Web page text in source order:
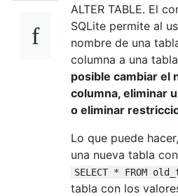
ALTER TABLE. El
SQLite permite al
nombre de una
columna a una
posible cambiar el
columna, eliminar
o eliminar
Lo que puede
una nueva tabla
SELECT * FROM
tabla con los